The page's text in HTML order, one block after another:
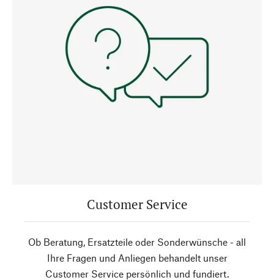
Customer Service
Ob Beratung, Ersatzteile oder Sonderwünsche - all
Ihre Fragen und Anliegen behandelt unser
Customer Service persönlich und fundiert.